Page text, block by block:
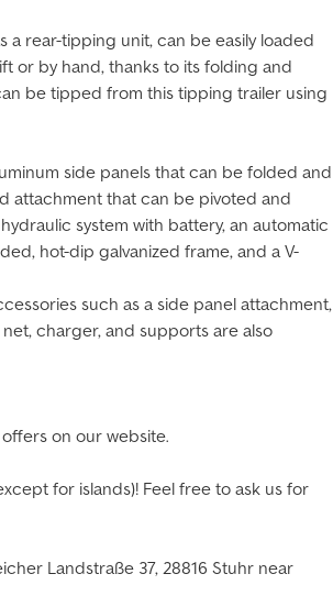
a rear-tipping unit, can be easily loaded
or by hand, thanks to its folding and
be tipped from this tipping trailer using
side panels that can be folded and
attachment that can be pivoted and
system with battery, an automatic
hot-dip galvanized frame, and a V-
such as a side panel attachment,
charger, and supports are also
on our website.
for islands)! Feel free to ask us for
Landstraße 37, 28816 Stuhr near